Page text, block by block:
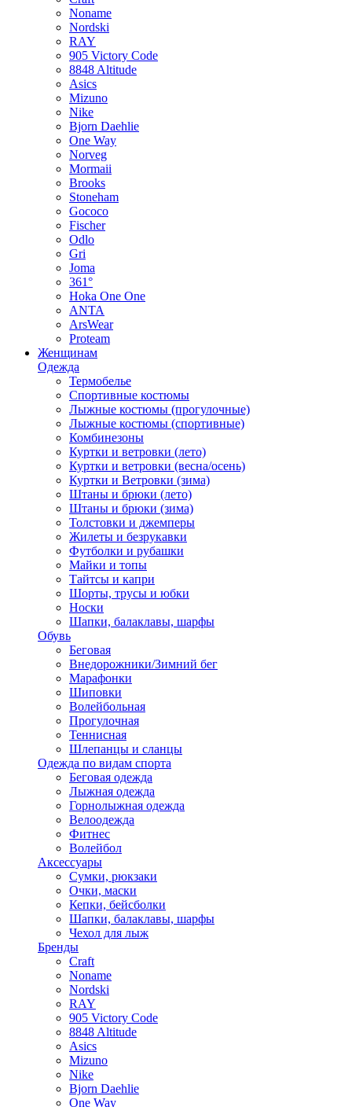
Noname
Nordski
RAY
905 Victory Code
8848 Altitude
Asics
Mizuno
Nike
Bjorn Daehlie
One Way
Norveg
Mormaii
Brooks
Stoneham
Gococo
Fischer
Odlo
Gri
Joma
361°
Hoka One One
ANTA
ArsWear
Proteam
Женщинам
Одежда
Термобелье
Спортивные костюмы
Лыжные костюмы (прогулочные)
Лыжные костюмы (спортивные)
Комбинезоны
Куртки и ветровки (лето)
Куртки и ветровки (весна/осень)
Куртки и Ветровки (зима)
Штаны и брюки (лето)
Штаны и брюки (зима)
Толстовки и джемперы
Жилеты и безрукавки
Футболки и рубашки
Майки и топы
Тайтсы и капри
Шорты, трусы и юбки
Носки
Шапки, балаклавы, шарфы
Обувь
Беговая
Внедорожники/Зимний бег
Марафонки
Шиповки
Волейбольная
Прогулочная
Теннисная
Шлепанцы и сланцы
Одежда по видам спорта
Беговая одежда
Лыжная одежда
Горнолыжная одежда
Велоодежда
Фитнес
Волейбол
Аксессуары
Сумки, рюкзаки
Очки, маски
Кепки, бейсболки
Шапки, балаклавы, шарфы
Чехол для лыж
Бренды
Craft
Noname
Nordski
RAY
905 Victory Code
8848 Altitude
Asics
Mizuno
Nike
Bjorn Daehlie
One Way